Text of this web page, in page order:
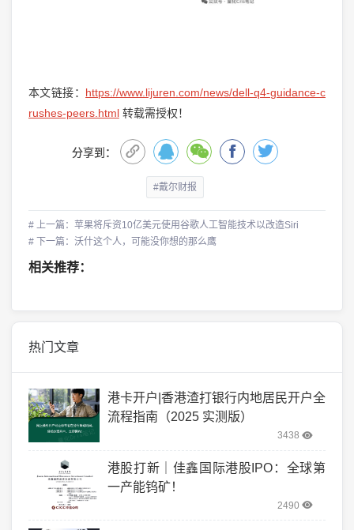
本文链接： https://www.lijuren.com/news/dell-q4-guidance-c
rushes-peers.html转载需授权！
分享到：
#戴尔财报
# 上一篇：苹果将斥资10亿美元使用谷歌人工智能技术以改造Siri
# 下一篇：沃什这个人，可能没你想的那么鹰
相关推荐：
热门文章
港卡开户|香港渣打银行内地居民开户全
流程指南（2025 实测版）
3438
港股打新｜佳鑫国际港股IPO：全球第
一产能钨矿！
2490